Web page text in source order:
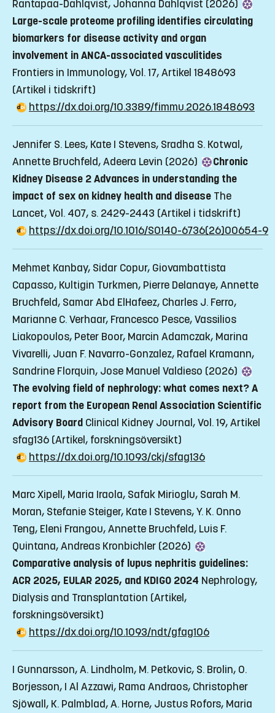
Rantapaa-Dahlqvist, Johanna Dahlqvist (2026)
Large-scale proteome profiling identifies circulating
biomarkers for disease activity and organ
involvement in ANCA-associated vasculitides
Frontiers in Immunology, Vol. 17, Artikel 1848693
(Artikel i tidskrift)
https://dx.doi.org/10.3389/fimmu.2026.1848693
Jennifer S. Lees, Kate I Stevens, Sradha S. Kotwal,
Annette Bruchfeld, Adeera Levin (2026)
Chronic
Kidney Disease 2 Advances in understanding the
impact of sex on kidney health and disease The
Lancet, Vol. 407, s. 2429-2443 (Artikel i tidskrift)
https://dx.doi.org/10.1016/S0140-6736(26)00654-9
Mehmet Kanbay, Sidar Copur, Giovambattista
Capasso, Kultigin Turkmen, Pierre Delanaye, Annette
Bruchfeld, Samar Abd ElHafeez, Charles J. Ferro,
Marianne C. Verhaar, Francesco Pesce, Vassilios
Liakopoulos, Peter Boor, Marcin Adamczak, Marina
Vivarelli, Juan F. Navarro-Gonzalez, Rafael Kramann,
Sandrine Florquin, Jose Manuel Valdieso (2026)
The evolving field of nephrology: what comes next? A
report from the European Renal Association Scientific
Advisory Board Clinical Kidney Journal, Vol. 19, Artikel
sfag136 (Artikel, forskningsöversikt)
https://dx.doi.org/10.1093/ckj/sfag136
Marc Xipell, Maria Iraola, Safak Mirioglu, Sarah M.
Moran, Stefanie Steiger, Kate I Stevens, Y. K. Onno
Teng, Eleni Frangou, Annette Bruchfeld, Luis F.
Quintana, Andreas Kronbichler (2026)
Comparative analysis of lupus nephritis guidelines:
ACR 2025, EULAR 2025, and KDIGO 2024 Nephrology,
Dialysis and Transplantation (Artikel,
forskningsöversikt)
https://dx.doi.org/10.1093/ndt/gfag106
I Gunnarsson, A. Lindholm, M. Petkovic, S. Brolin, O.
Borjesson, I Al Azzawi, Rama Andraos, Christopher
Sjöwall, K. Palmblad, A. Horne, Justus Rofors, Maria